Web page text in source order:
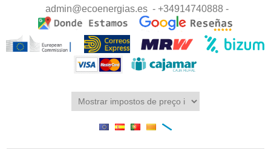
admin@ecoenergias.es - +34914740888 -